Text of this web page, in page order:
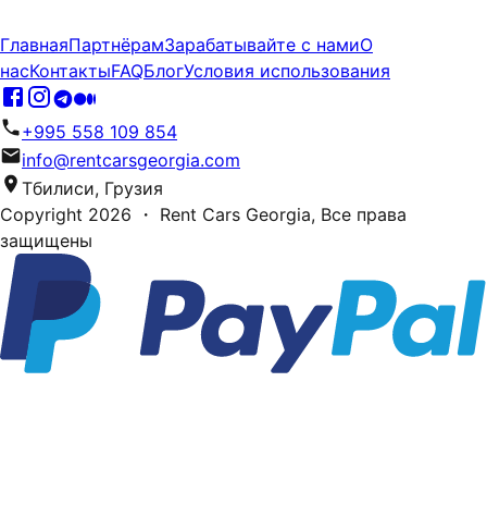
ГлавнаяПартнёрамЗарабатывайте с намиО
насКонтактыFAQБлогУсловия использования
+995 558 109 854
info@rentcarsgeorgia.com
Тбилиси, Грузия
Copyright 2026 ・ Rent Cars Georgia, Все права
защищены